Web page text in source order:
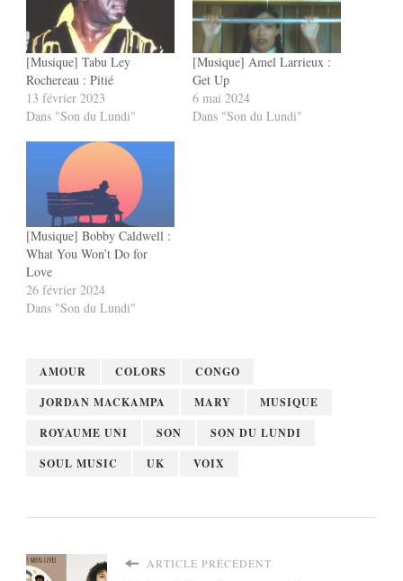
[Musique] Tabu Ley
Rochereau : Pitié
13 février 2023
Dans "Son du Lundi"
[Musique] Amel Larrieux :
Get Up
6 mai 2024
Dans "Son du Lundi"
[Musique] Bobby Caldwell :
What You Won’t Do for
Love
26 février 2024
Dans "Son du Lundi"
AMOUR COLORS
CONGO
JORDAN MACKAMPA
MARY
MUSIQUE
ROYAUME UNI
SON
SON DU LUNDI
SOUL MUSIC
UK VOIX
ARTICLE PRÉCÉDENT